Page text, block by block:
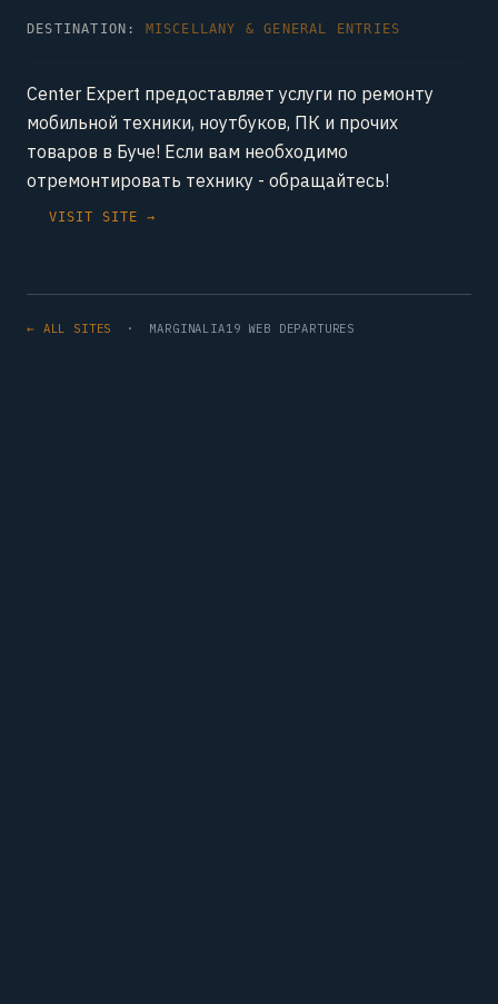
DESTINATION: MISCELLANY & GENERAL ENTRIES
Center Expert предоставляет услуги по ремонту
мобильной техники, ноутбуков, ПК и прочих
товаров в Буче! Если вам необходимо
отремонтировать технику - обращайтесь!
VISIT SITE →
← ALL SITES · MARGINALIA19 WEB DEPARTURES